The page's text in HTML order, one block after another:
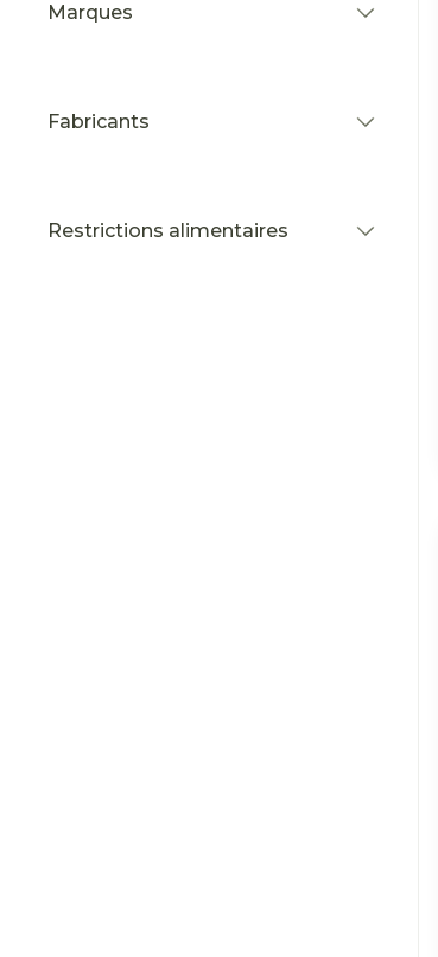
Marques
Fabricants
Restrictions alimentaires